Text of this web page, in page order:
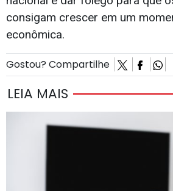
consigam crescer em um
econômica.
Gostou? Compartilhe
LEIA MAIS